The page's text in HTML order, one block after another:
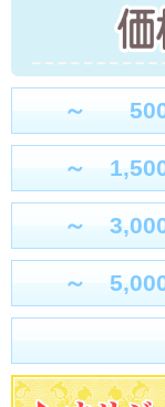
～ 500
～
～
～